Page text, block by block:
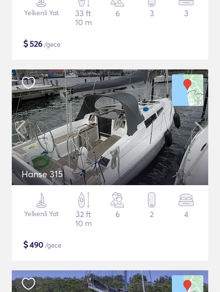
Yelkenli Yat
33 ft
10 m
6 3 3
$526 /gece
Hanse 315
Yelkenli Yat
32 ft
10 m
6 2 4
$490 /gece